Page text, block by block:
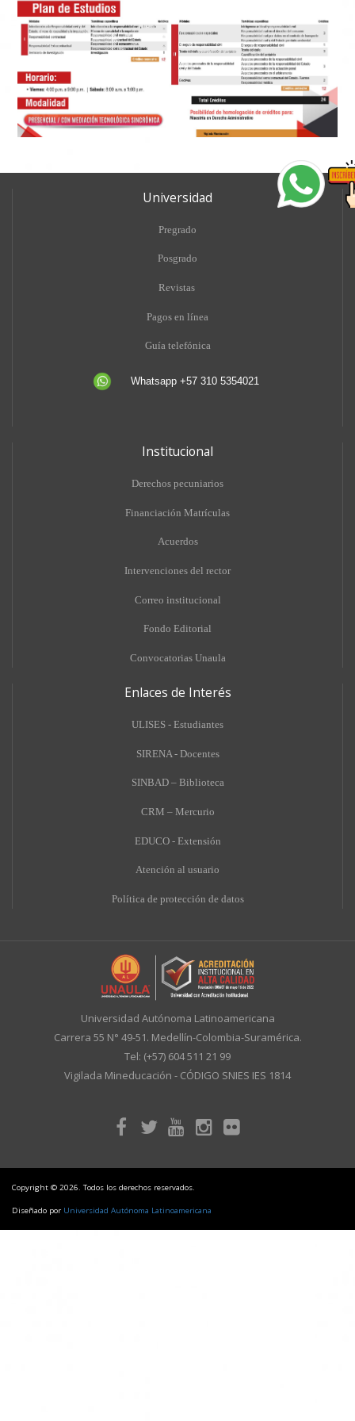
Universidad
Pregrado
Posgrado
Revistas
Pagos en línea
Guía telefónica
Whatsapp +57 310 5354021
Institucional
Derechos pecuniarios
Financiación Matrículas
Acuerdos
Intervenciones del rector
Correo institucional
Fondo Editorial
Convocatorias Unaula
Enlaces de Interés
ULISES - Estudiantes
SIRENA - Docentes
SINBAD – Biblioteca
CRM – Mercurio
EDUCO - Extensión
Atención al usuario
Política de protección de datos
Universidad Autónoma Latinoamericana
Carrera 55 N° 49-51. Medellín-Colombia-Suramérica.
Tel: (+57) 604 511 21 99
Vigilada Mineducación - CÓDIGO SNIES IES 1814
Copyright © 2026. Todos los derechos reservados.
Diseñado por Universidad Autónoma Latinoamericana